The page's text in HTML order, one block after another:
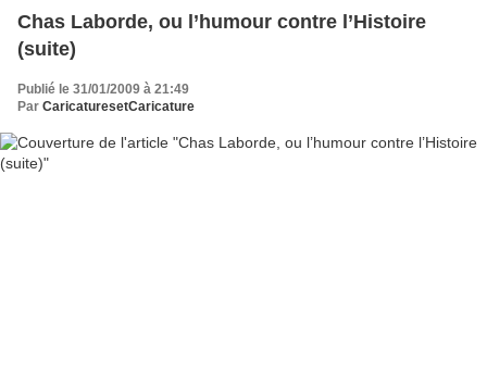
Chas Laborde, ou l’humour contre l’Histoire
(suite)
Publié le 31/01/2009 à 21:49
Par CaricaturesetCaricature